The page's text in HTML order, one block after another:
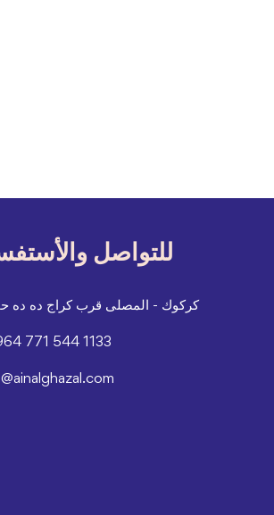
للتواصل
كركوك - المصلى قرب كراج ده ده
771 544 1133